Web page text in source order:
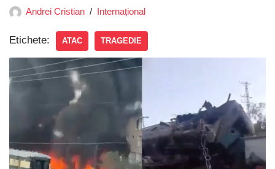
Andrei Cristian Internațional
Etichete: ATAC TRAGEDIE